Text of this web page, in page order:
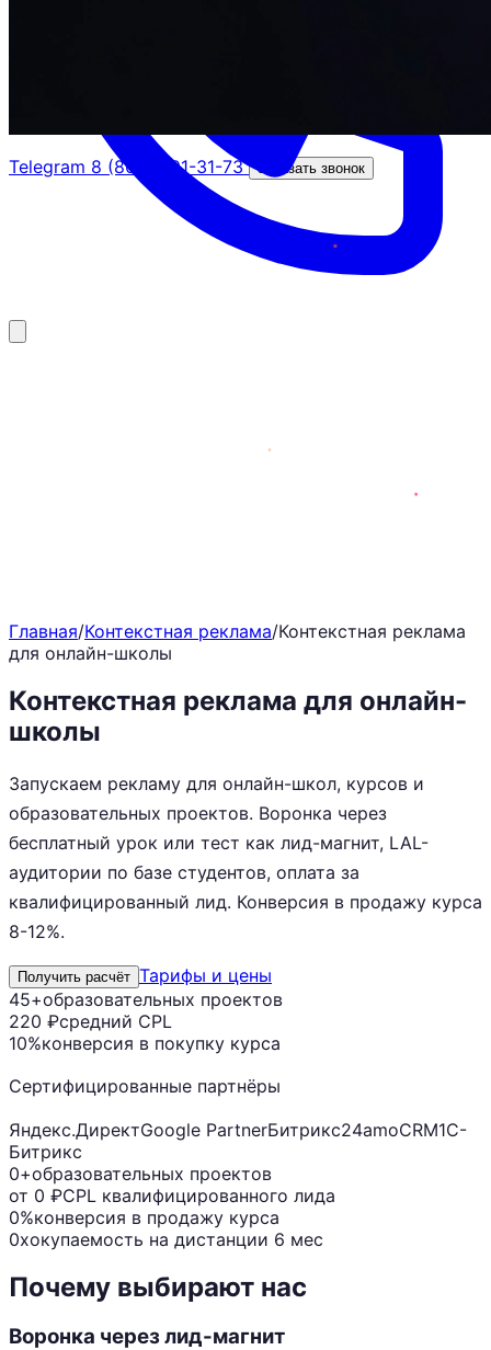
Telegram 8 (800) 201-31-73 Заказать звонок
Главная/Контекстная реклама/Контекстная реклама
для онлайн-школы
Контекстная реклама для онлайн-
школы
Запускаем рекламу для онлайн-школ, курсов и
образовательных проектов. Воронка через
бесплатный урок или тест как лид-магнит, LAL-
аудитории по базе студентов, оплата за
квалифицированный лид. Конверсия в продажу курса
8-12%.
Получить расчёт Тарифы и цены
45+образовательных проектов
220 ₽средний CPL
10%конверсия в покупку курса
Сертифицированные партнёры
Яндекс.ДиректGoogle PartnerБитрикс24amoCRM1С-
Битрикс
0+образовательных проектов
от 0 ₽CPL квалифицированного лида
0%конверсия в продажу курса
0xокупаемость на дистанции 6 мес
Почему выбирают нас
Воронка через лид-магнит